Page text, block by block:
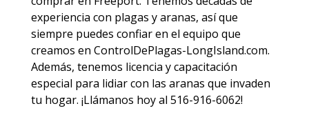
experiencia con plagas y aranas, así que
siempre puedes confiar en el equipo que
creamos en ControlDePlagas-LongIsland.com.
Además, tenemos licencia y capacitación
especial para lidiar con las aranas que invaden
tu hogar. ¡Llámanos hoy al 516-916-6062!